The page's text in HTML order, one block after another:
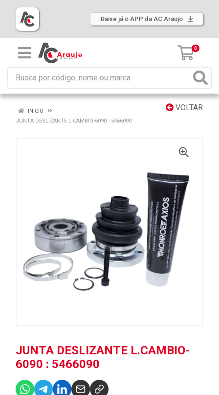
Baixe já o APP da AC Araujo
0
VOLTAR
INÍCIO
JUNTA DESLIZANTE L.CAMBIO-6090 : 5466090
JUNTA DESLIZANTE L.CAMBIO-
6090 : 5466090